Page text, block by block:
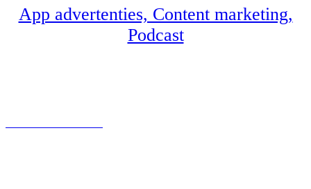
App advertenties, Content marketing,
Podcast